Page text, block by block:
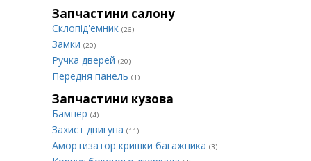
Запчастини салону
Склопід'емник (26)
Замки (20)
Ручка дверей (20)
Передня панель (1)
Запчастини кузова
Бампер (4)
Захист двигуна (11)
Амортизатор кришки багажника (3)